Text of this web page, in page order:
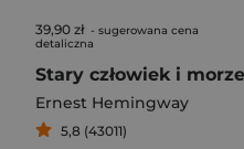
39,90 zł - sugerowana cena
detaliczna
Stary człowiek i morze
Ernest Hemingway
5,8 (43011)